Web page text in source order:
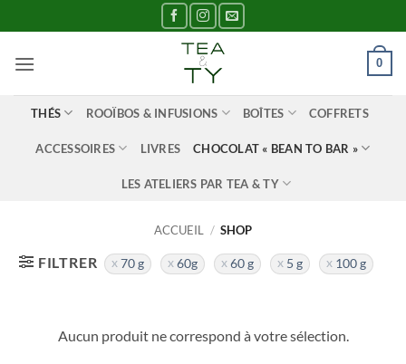
au
contenu
0
THÉS ROOÏBOS & INFUSIONS BOÎTES COFFRETS
ACCESSOIRES LIVRES CHOCOLAT « BEAN TO BAR »
LES ATELIERS PAR TEA & TY
ACCUEIL / SHOP
FILTRER 70 g 60g 60 g 5 g 100 g
Aucun produit ne correspond à votre sélection.